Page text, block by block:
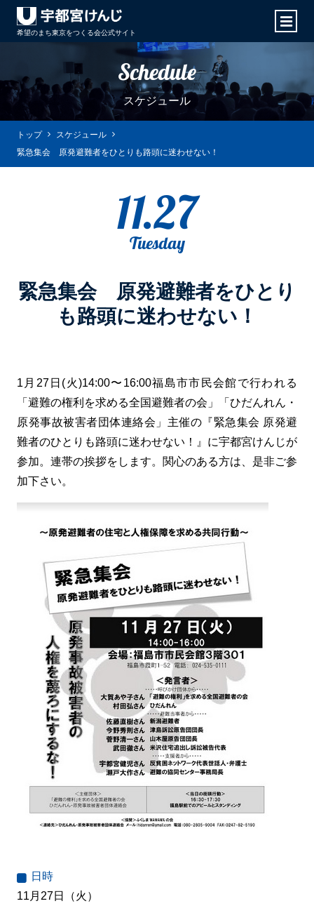
希望のまち東京をつくる会公式サイト
Schedule
スケジュール
トップ
スケジュール
緊急集会 原発避難者をひとりも路頭に迷わせない！
11.27
Tuesday
緊急集会 原発避難者をひとり
も路頭に迷わせない！
1月27日(火)14:00〜16:00福島市市民会館で行われる
「避難の権利を求める全国避難者の会」「ひだんれん・
原発事故被害者団体連絡会」主催の『緊急集会 原発避
難者のひとりも路頭に迷わせない！』に宇都宮けんじが
参加。連帯の挨拶をします。関心のある方は、是非ご参
加下さい。
日時
11月27日（火）